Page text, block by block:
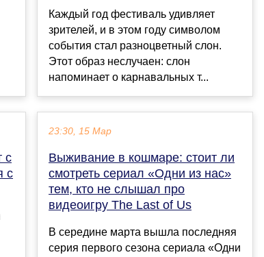
с
с
Каждый год фестиваль удивляет
зрителей, и в этом году символом
события стал разноцветный слон.
Этот образ неслучаен: слон
напоминает о карнавальных т...
23:30, 15 Мар
Выживание в кошмаре: стоит ли
смотреть сериал «Одни из нас»
тем, кто не слышал про
видеоигру The Last of Us
В середине марта вышла последняя
серия первого сезона сериала «Одни